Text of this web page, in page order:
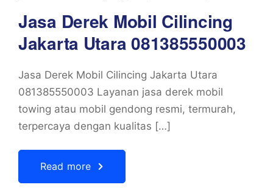
Jasa Derek Mobil Cilincing
Jakarta Utara 081385550003
Jasa Derek Mobil Cilincing Jakarta Utara
081385550003 Layanan jasa derek mobil
towing atau mobil gendong resmi, termurah,
terpercaya dengan kualitas […]
Read more